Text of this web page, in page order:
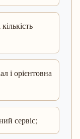
і орієнтовна
сервіс;